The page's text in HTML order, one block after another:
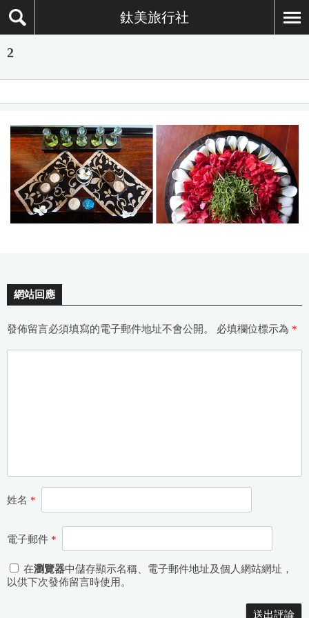
鈦美旅行社
2
網站回應
發佈留言必須填寫的電子郵件地址不會公開。 必填欄位標示為 *
姓名 *
電子郵件 *
在瀏覽器中儲存顯示名稱、電子郵件地址及個人網站網址，
以供下次發佈留言時使用。